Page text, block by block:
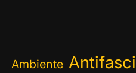
Ambiente